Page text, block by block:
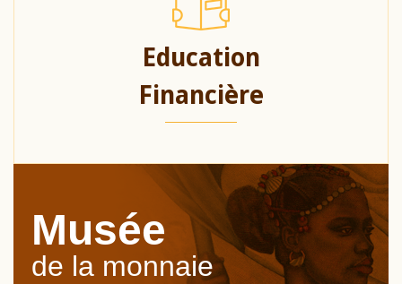
Education
Financière
Musée
de la monnaie